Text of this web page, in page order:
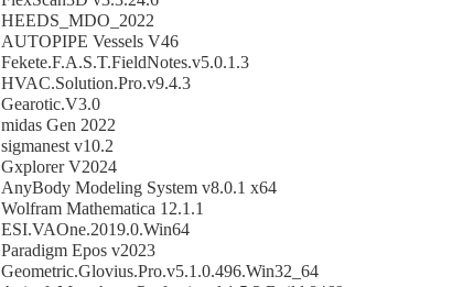
HEEDS_MDO_2022
AUTOPIPE Vessels V46
Fekete.F.A.S.T.FieldNotes.v5.0.1.3
HVAC.Solution.Pro.v9.4.3
Gearotic.V3.0
midas Gen 2022
sigmanest v10.2
Gxplorer V2024
AnyBody Modeling System v8.0.1 x64
Wolfram Mathematica 12.1.1
ESI.VAOne.2019.0.Win64
Paradigm Epos v2023
Geometric.Glovius.Pro.v5.1.0.496.Win32_64